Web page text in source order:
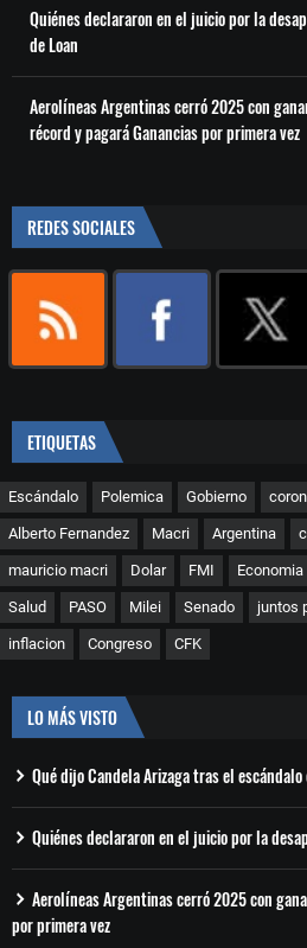
Quiénes declararon en el juicio por la
de Loan
Aerolíneas Argentinas cerró 2025 con
récord y pagará Ganancias por primera vez
REDES SOCIALES
ETIQUETAS
Escándalo Polemica Gobierno
Alberto Fernandez Macri Argentina
mauricio macri Dolar FMI Economia
Salud PASO Milei Senado juntos
inflacion Congreso CFK
LO MÁS VISTO
Qué dijo Candela Arizaga tras el escándalo
Quiénes declararon en el juicio por la
Aerolíneas Argentinas cerró 2025 con
por primera vez